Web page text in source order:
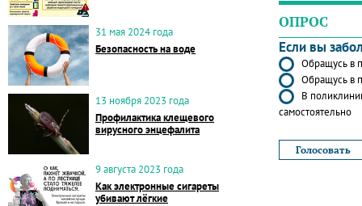
31 мая 2024 года
Безопасность на воде
13 ноября 2023 года
Профилактика клещевого
вирусного энцефалита
9 августа 2023 года
Как электронные сигареты
убивают лёгкие
ОПРОС
Если вы
Обращусь в
Обращусь в
В
самостоятельно